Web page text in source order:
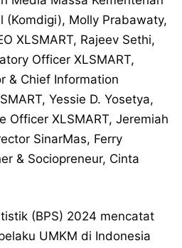
(Komdigi), Molly Prabawaty,
XLSMART, Rajeev Sethi,
Officer XLSMART,
& Chief Information
Yessie D. Yosetya,
Officer XLSMART, Jeremiah
SinarMas, Ferry
& Sociopreneur, Cinta
(BPS) 2024 mencatat
UMKM di Indonesia